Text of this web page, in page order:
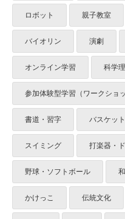
ロボット 親子教室
バイオリン 演劇
オンライン学習 科学
参加体験型学習（ワークショッ
書道・習字 バスケッ
スイミング 打楽器・
野球・ソフトボール
かけっこ 伝統文化